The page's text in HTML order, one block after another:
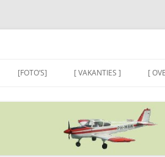
[FOTO’S] [ VAKANTIES ] [